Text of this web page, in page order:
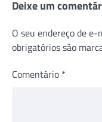
Deixe um
O seu endereço de
obrigatórios são
Comentário *